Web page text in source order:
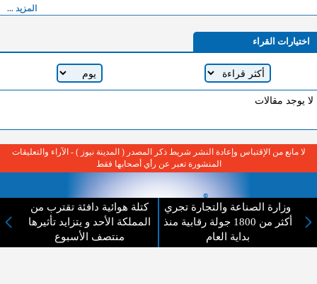
المزيد ...
اختيارات القراء
لا يوجد مقالات
وزارة الصناعة والتجارة تجري
أكثر من 1800 جولة رقابية منذ
بداية العام
كتلة هوائية دافئة تقترب من
المملكة الأحد و يتزايد تأثيرها
منتصف الأسبوع
لا مانع من الإقتباس وإعادة النشر شريط ذكر المصدر ( المدينة نيوز ) - الآراء والتعليقات
المنشورة تعبر عن رأي أصحابها فقط